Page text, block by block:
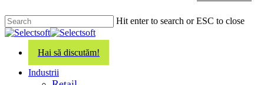
content
Hit enter to search or ESC to close
Close
Search
Hai să discutăm!
search
Menu Industrii